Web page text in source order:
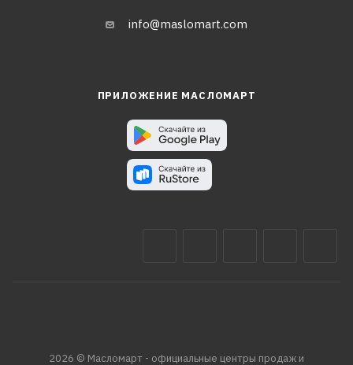
info@maslomart.com
ПРИЛОЖЕНИЕ МАСЛОМАРТ
2026 © Масломарт - официальные центры продаж и